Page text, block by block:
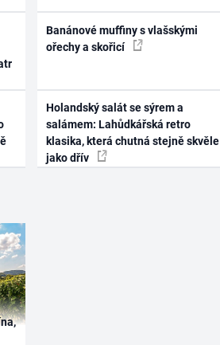
Banánové muffiny s vlašskými
ořechy a skořicí
Holandský salát se sýrem a
salámem: Lahůdkářská retro
klasika, která chutná stejně skvěle
jako dřív